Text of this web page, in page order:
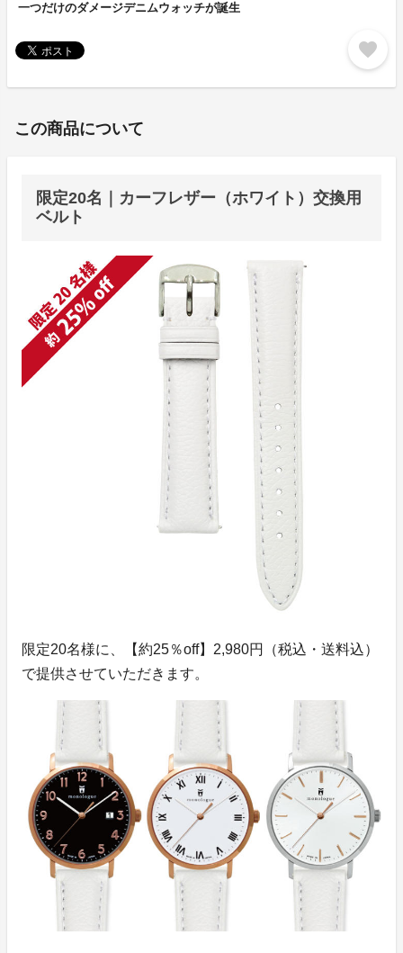
一つだけのダメージデニムウォッチが誕生
favorite
この商品について
限定20名｜カーフレザー（ホワイト）交換用
ベルト
限定20名様に、【約25％off】2,980円（税込・送料込）
で提供させていただきます。